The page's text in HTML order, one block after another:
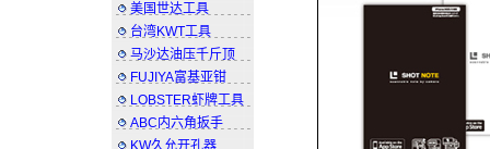
美国世达工具
台湾KWT工具
马沙达油压千斤顶
FUJIYA富基亚钳
LOBSTER虾牌工具
ABC内六角扳手
KW久允开孔器